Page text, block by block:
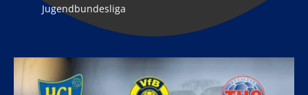
Jugendbundesliga